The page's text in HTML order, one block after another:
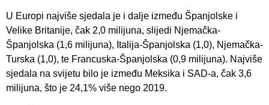
U Europi najviše sjedala je i dalje između Španjolske i
Velike Britanije, čak 2,0 milijuna, slijedi Njemačka-
Španjolska (1,6 milijuna), Italija-Španjolska (1,0), Njemačka-
Turska (1,0), te Francuska-Španjolska (0,9 milijuna). Najviše
sjedala na svijetu bilo je između Meksika i SAD-a, čak 3,6
milijuna, što je 24,1% više nego 2019.